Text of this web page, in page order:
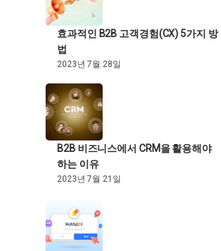
효과적인 B2B 고객경험(CX) 5가지 방
법
2023년 7월 28일
B2B 비즈니스에서 CRM을 활용해야
하는 이유
2023년 7월 21일